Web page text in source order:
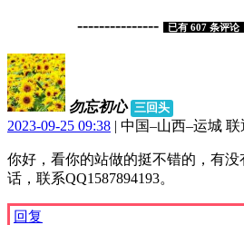
--------------- 已有 607条评论
勿忘初心 三回头
2023-09-25 09:38 中国–山西–运城 联
你好，看你的站做的挺不错的，有
话，联系QQ1587894193。
回复